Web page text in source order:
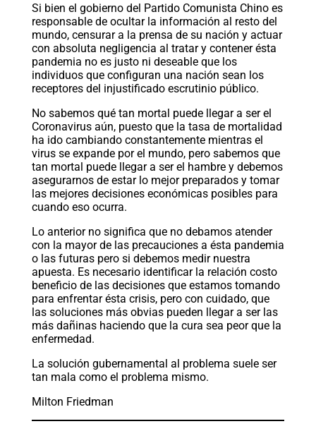
Si bien el gobierno del Partido Comunista Chino es
responsable de ocultar la información al resto del
mundo, censurar a la prensa de su nación y actuar
con absoluta negligencia al tratar y contener ésta
pandemia no es justo ni deseable que los
individuos que configuran una nación sean los
receptores del injustificado escrutinio público.
No sabemos qué tan mortal puede llegar a ser el
Coronavirus aún, puesto que la tasa de mortalidad
ha ido cambiando constantemente mientras el
virus se expande por el mundo, pero sabemos que
tan mortal puede llegar a ser el hambre y debemos
asegurarnos de estar lo mejor preparados y tomar
las mejores decisiones económicas posibles para
cuando eso ocurra.
Lo anterior no significa que no debamos atender
con la mayor de las precauciones a ésta pandemia
o las futuras pero si debemos medir nuestra
apuesta. Es necesario identificar la relación costo
beneficio de las decisiones que estamos tomando
para enfrentar ésta crisis, pero con cuidado, que
las soluciones más obvias pueden llegar a ser las
más dañinas haciendo que la cura sea peor que la
enfermedad.
La solución gubernamental al problema suele ser
tan mala como el problema mismo.
Milton Friedman